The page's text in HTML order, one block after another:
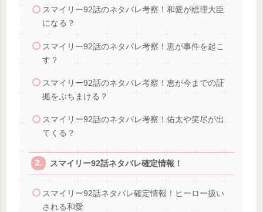
スマイリー92話のネタバレ考察！和愛が総理大臣
になる？
スマイリー92話のネタバレ考察！恵が事件を起こ
す？
スマイリー92話のネタバレ考察！恵が今までの証
拠をぶちまける？
スマイリー92話のネタバレ考察！佑太や笑尽が出
てくる？
スマイリー92話ネタバレ確定情報！
スマイリー92話ネタバレ確定情報！ヒーロー扱い
される和愛